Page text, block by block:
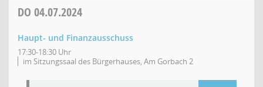
DO 04.07.2024
Haupt- und Finanzausschuss
17:30-18:30 Uhr
im Sitzungssaal des Bürgerhauses, Am Gorbach 2